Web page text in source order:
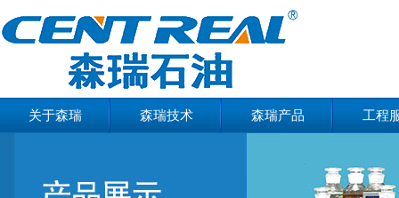
关于森瑞 森瑞技术 森瑞产品 工程